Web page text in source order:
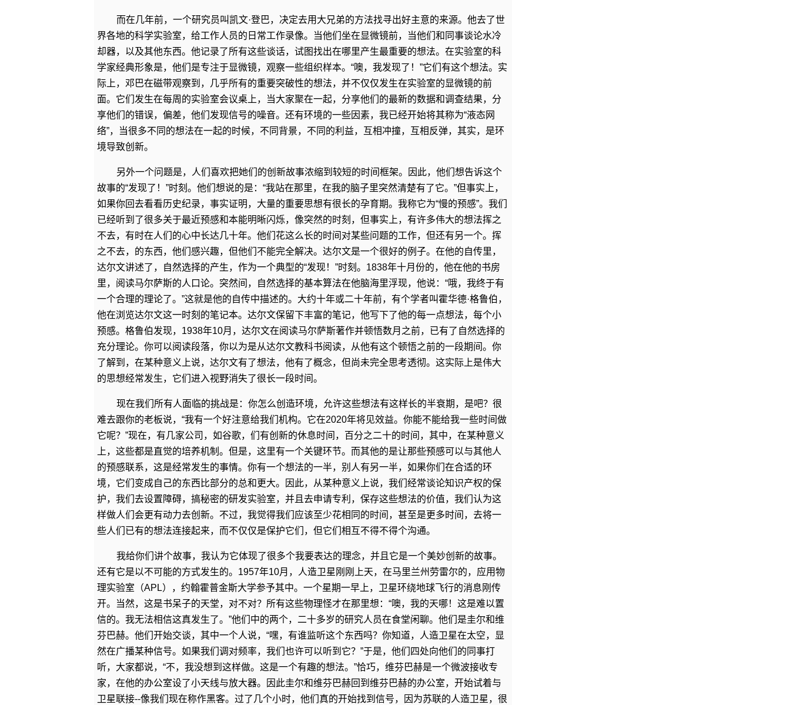
而在几年前，一个研究员叫凯文·登巴，决定去用大兄弟的方法找寻出好主意的来源。他去了世
界各地的科学实验室，给工作人员的日常工作录像。当他们坐在显微镜前，当他们和同事谈论水冷
却器，以及其他东西。他记录了所有这些谈话，试图找出在哪里产生最重要的想法。在实验室的科
学家经典形象是，他们是专注于显微镜，观察一些组织样本。“噢，我发现了！”它们有这个想法。实
际上，邓巴在磁带观察到，几乎所有的重要突破性的想法，并不仅仅发生在实验室的显微镜的前
面。它们发生在每周的实验室会议桌上，当大家聚在一起，分享他们的最新的数据和调查结果，分
享他们的错误，偏差，他们发现信号的噪音。还有环境的一些因素，我已经开始将其称为“液态网
络”，当很多不同的想法在一起的时候，不同背景，不同的利益，互相冲撞，互相反弹，其实，是环
境导致创新。
另外一个问题是，人们喜欢把她们的创新故事浓缩到较短的时间框架。因此，他们想告诉这个
故事的“发现了！”时刻。他们想说的是：“我站在那里，在我的脑子里突然清楚有了它。”但事实上，
如果你回去看看历史纪录，事实证明，大量的重要思想有很长的孕育期。我称它为“慢的预感”。我们
已经听到了很多关于最近预感和本能明晰闪烁，像突然的时刻，但事实上，有许多伟大的想法挥之
不去，有时在人们的心中长达几十年。他们花这么长的时间对某些问题的工作，但还有另一个。挥
之不去，的东西，他们感兴趣，但他们不能完全解决。达尔文是一个很好的例子。在他的自传里，
达尔文讲述了，自然选择的产生，作为一个典型的“发现！”时刻。1838年十月份的，他在他的书房
里，阅读马尔萨斯的人口论。突然间，自然选择的基本算法在他脑海里浮现，他说：“哦，我终于有
一个合理的理论了。”这就是他的自传中描述的。大约十年或二十年前，有个学者叫霍华德·格鲁伯，
他在浏览达尔文这一时刻的笔记本。达尔文保留下丰富的笔记，他写下了他的每一点想法，每个小
预感。格鲁伯发现，1938年10月，达尔文在阅读马尔萨斯著作并顿悟数月之前，已有了自然选择的
充分理论。你可以阅读段落，你以为是从达尔文教科书阅读，从他有这个顿悟之前的一段期间。你
了解到，在某种意义上说，达尔文有了想法，他有了概念，但尚未完全思考透彻。这实际上是伟大
的思想经常发生，它们进入视野消失了很长一段时间。
现在我们所有人面临的挑战是：你怎么创造环境，允许这些想法有这样长的半衰期，是吧？很
难去跟你的老板说，“我有一个好注意给我们机构。它在2020年将见效益。你能不能给我一些时间做
它呢？”现在，有几家公司，如谷歌，们有创新的休息时间，百分之二十的时间，其中，在某种意义
上，这些都是直觉的培养机制。但是，这里有一个关键环节。而其他的是让那些预感可以与其他人
的预感联系，这是经常发生的事情。你有一个想法的一半，别人有另一半，如果你们在合适的环
境，它们变成自己的东西比部分的总和更大。因此，从某种意义上说，我们经常谈论知识产权的保
护，我们去设置障碍，搞秘密的研发实验室，并且去申请专利，保存这些想法的价值，我们认为这
样做人们会更有动力去创新。不过，我觉得我们应该至少花相同的时间，甚至是更多时间，去将一
些人们已有的想法连接起来，而不仅仅是保护它们，但它们相互不得不得个沟通。
我给你们讲个故事，我认为它体现了很多个我要表达的理念，并且它是一个美妙创新的故事。
还有它是以不可能的方式发生的。1957年10月，人造卫星刚刚上天，在马里兰州劳雷尔的，应用物
理实验室（APL），约翰霍普金斯大学参予其中。一个星期一早上，卫星环绕地球飞行的消息刚传
开。当然，这是书呆子的天堂，对不对？所有这些物理怪才在那里想：“噢，我的天哪！这是难以置
信的。我无法相信这真发生了。”他们中的两个，二十多岁的研究人员在食堂闲聊。他们是圭尔和维
芬巴赫。他们开始交谈，其中一个人说，“嘿，有谁监听这个东西吗？你知道，人造卫星在太空，显
然在广播某种信号。如果我们调对频率，我们也许可以听到它？”于是，他们四处向他们的同事打
听，大家都说，“不，我没想到这样做。这是一个有趣的想法。”恰巧，维芬巴赫是一个微波接收专
家，在他的办公室设了小天线与放大器。因此圭尔和维芬巴赫回到维芬巴赫的办公室，开始试着与
卫星联接--像我们现在称作黑客。过了几个小时，他们真的开始找到信号，因为苏联的人造卫星，很